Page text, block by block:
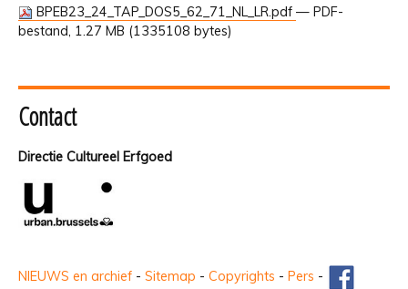
BPEB23_24_TAP_DOS5_62_71_NL_LR.pdf — PDF-
bestand, 1.27 MB (1335108 bytes)
Contact
Directie Cultureel Erfgoed
NIEUWS en archief - Sitemap - Copyrights - Pers -